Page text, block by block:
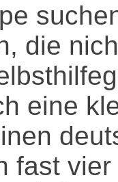
die
eine
fast